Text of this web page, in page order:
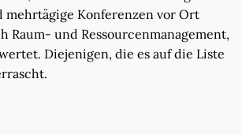
mehrtägige Konferenzen vor Ort
Raum- und Ressourcenmanagement,
Diejenigen, die es auf die Liste